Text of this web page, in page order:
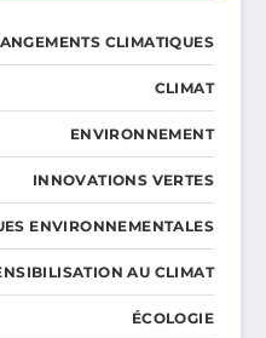
CLIMATIQUES
CLIMAT
ENVIRONNEMENT
INNOVATIONS VERTES
ENVIRONNEMENTALES
AU CLIMAT
ÉCOLOGIE